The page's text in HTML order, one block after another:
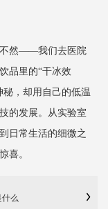
然——我们去医院
品里的“干冰效
，却用自己的低温
的发展。从实验室
日常生活的细微之
喜。
么